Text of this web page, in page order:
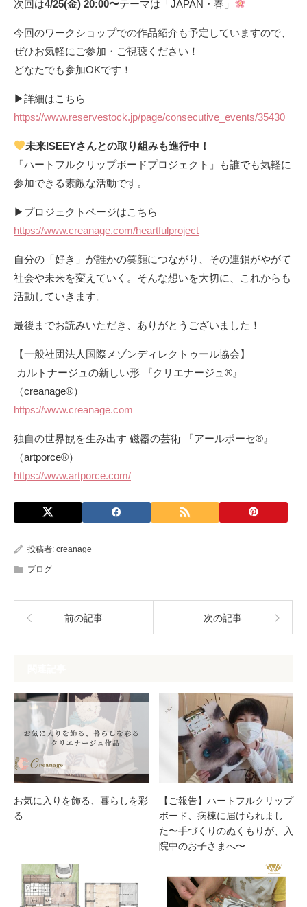
次回は4/25(金) 20:00〜テーマは「JAPAN・春」
今回のワークショップでの作品紹介も予定していますので、
ぜひお気軽にご参加・ご視聴ください！
どなたでも参加OKです！
▶詳細はこちら
https://www.reservestock.jp/page/consecutive_events/35430
未来ISEEYさんとの取り組みも進行中！
「ハートフルクリップボードプロジェクト」も誰でも気軽に
参加できる素敵な活動です。
▶プロジェクトページはこちら
https://www.creanage.com/heartfulproject
自分の「好き」が誰かの笑顔につながり、その連鎖がやがて
社会や未来を変えていく。そんな想いを大切に、これからも
活動していきます。
最後までお読みいただき、ありがとうございました！
【一般社団法人国際メゾンディレクトゥール協会】
カルトナージュの新しい形 『クリエナージュ®︎』
（creanage®︎）
https://www.creanage.com
独自の世界観を生み出す 磁器の芸術 『アールポーセ®︎』
（artporce®︎）
https://www.artporce.com/
投稿者: creanage
ブログ
前の記事 次の記事
お気に入りを飾る、暮らしを彩
る
【ご報告】ハートフルクリップ
ボード、病棟に届けられまし
た〜手づくりのぬくもりが、入
院中のお子さまへ〜…